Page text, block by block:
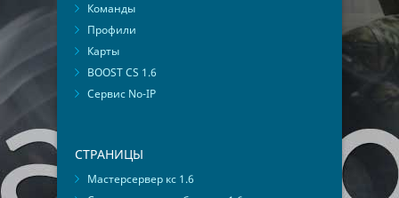
Команды
Профили
Карты
BOOST CS 1.6
Сервис No-IP
СТРАНИЦЫ
Мастерсервер кс 1.6